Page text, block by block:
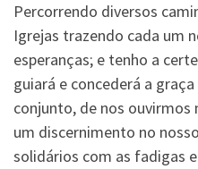
Percorrendo diversos
Igrejas trazendo cada um
esperanças; e tenho a
guiará e concederá a
conjunto, de nos
um discernimento no
solidários com as fadigas